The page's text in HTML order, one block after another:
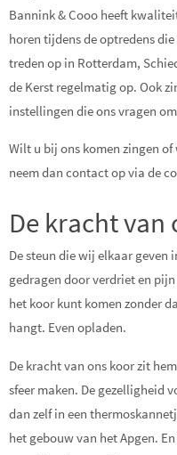
Bannink & Cooo heeft
horen tijdens de optredens
treden op in Rotterdam,
de Kerst regelmatig op. Ook
instellingen die ons vragen
Wilt u bij ons komen zingen
neem dan contact op via de
De kracht van
De steun die wij elkaar geven
gedragen door verdriet en
het koor kunt komen zonder
hangt. Even opladen.
De kracht van ons koor zit
sfeer maken. De gezelligheid
dan zelf in een
het gebouw van het Apgen.